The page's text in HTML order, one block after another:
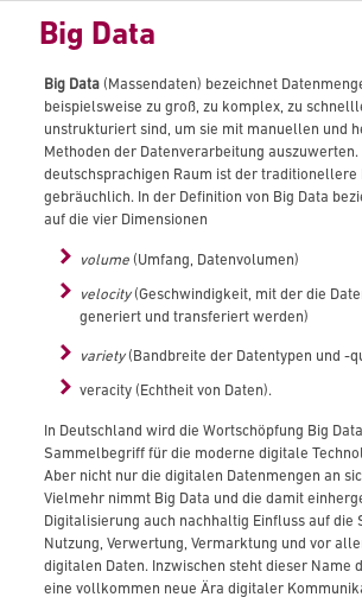
Big Data
Big Data(Massendaten) bezeichnet
beispielsweise zu groß, zu komplex, zu
unstrukturiert sind, um sie mit manuellen und
Methoden der Datenverarbeitung auszuwerten.
deutschsprachigen Raum ist der traditionellere
gebräuchlich. In der Definition von Big Data
auf die vier Dimensionen
volume(Umfang, Datenvolumen)
velocity(Geschwindigkeit, mit der die
generiert und transferiert werden)
variety(Bandbreite der Datentypen und -
veracity (Echtheit von Daten).
In Deutschland wird die Wortschöpfung Big
Sammelbegriff für die moderne digitale
Aber nicht nur die digitalen Datenmengen an
Vielmehr nimmt Big Data und die damit
Digitalisierung auch nachhaltig Einfluss auf die
Nutzung, Verwertung, Vermarktung und vor
digitalen Daten. Inzwischen steht dieser Name
eine vollkommen neue Ära digitaler